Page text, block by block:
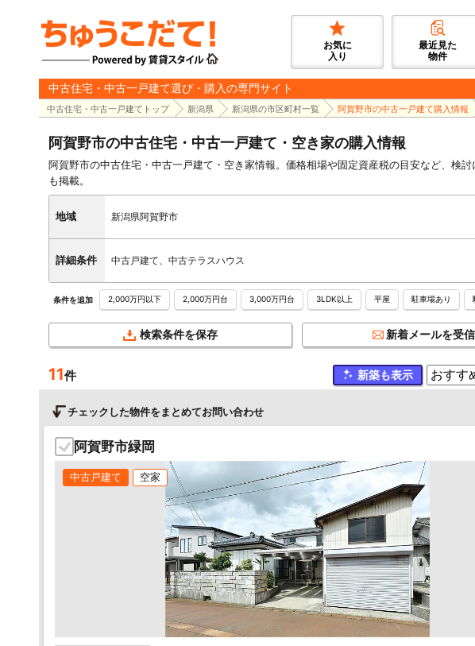
お気に
入り
最近見た
物件
中古住宅・中古一戸建て選び・購入の専門サイト
中古住宅・中古一戸建てトップ 新潟県 新潟県の市区町村一覧 阿賀野市の中古一戸建て購入情報
阿賀野市の中古住宅・中古一戸建て・空き家の購入情報
阿賀野市の中古住宅・中古一戸建て・空き家情報。価格相場や固定資産税の目安など、検討
も掲載。
地域 新潟県阿賀野市
詳細条件 中古戸建て、中古テラスハウス
条件を追加 2,000万円以下 2,000万円台 3,000万円台 3LDK以上 平屋 駐車場あり
検索条件を保存 新着メールを受信
11件 新築も表示
チェックした物件をまとめてお問い合わせ
阿賀野市緑岡
中古戸建て 空家